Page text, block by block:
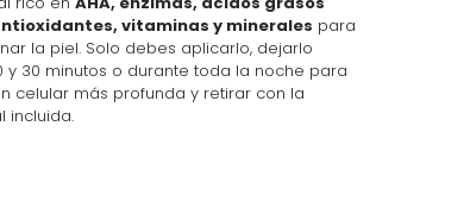
vitaminas y minerales para
la piel. Solo debes aplicarlo, dejarlo
y 30 minutos o durante toda la noche para
celular más profunda y retirar con la
incluida.